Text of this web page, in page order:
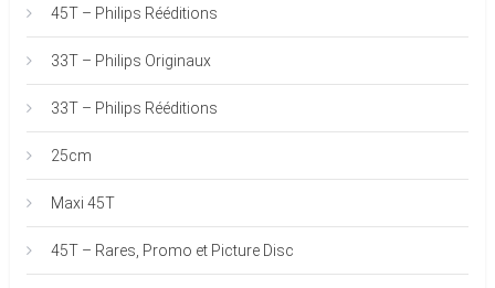
45T – Philips Rééditions
33T – Philips Originaux
33T – Philips Rééditions
25cm
Maxi 45T
45T – Rares, Promo et Picture Disc